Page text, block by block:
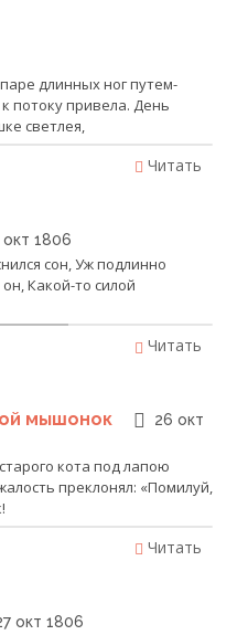
длинных ног путем-
потоку привела. День
светлея,
Читать
окт 1806
сон, Уж подлинно
Какой-то силой
Читать
мышонок
26 окт
кота под лапою
преклонял: «Помилуй,
Читать
окт 1806